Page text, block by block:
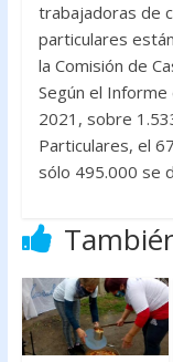
trabajadoras de
particulares
la Comisión de
Según el
2021, sobre
Particulares, el
sólo 495.000 se